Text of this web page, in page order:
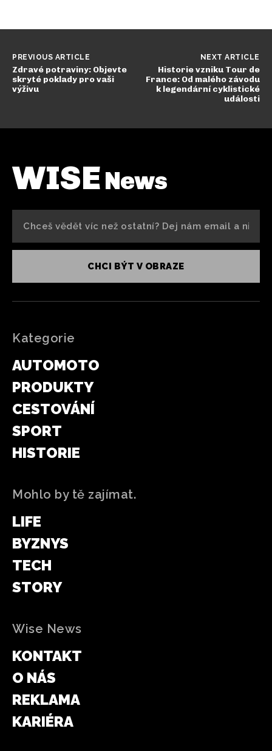
PREVIOUS ARTICLE
Zdravé potraviny: Objevte
skryté poklady pro vaši
výživu
NEXT ARTICLE
Historie vzniku Tour de
France: Od malého závodu
k legendární cyklistické
události
WISENews
CHCI BÝT V OBRAZE
Kategorie
AUTOMOTO
PRODUKTY
CESTOVÁNÍ
SPORT
HISTORIE
Mohlo by tě zajímat.
LIFE
BYZNYS
TECH
STORY
Wise News
KONTAKT
O NÁS
REKLAMA
KARIÉRA